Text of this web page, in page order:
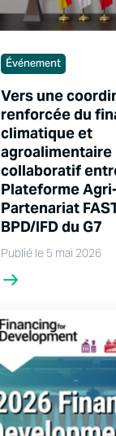
Événement
Vers une
renforcée du
climatique et
agroalimentaire
collaboratif
Plateforme
Partenariat
BPD/IFD du G7
Publié le 5 mai 2026